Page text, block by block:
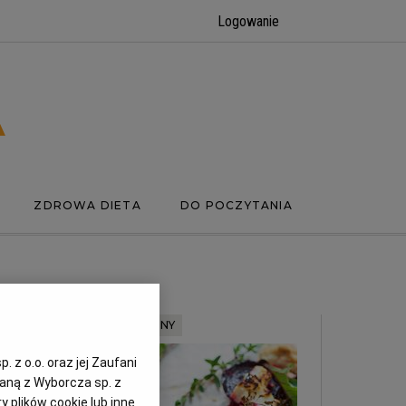
Logowanie
ZDROWA DIETA DO POCZYTANIA
MATERIAŁ PROMOCYJNY
z o.o. oraz jej Zaufani
z Wyborcza sp. z
plików cookie lub inne